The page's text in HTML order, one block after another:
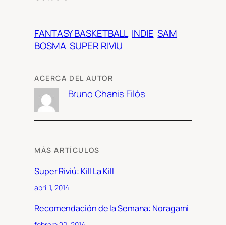
FANTASY BASKETBALL INDIE SAM
BOSMA SUPER RIVIU
ACERCA DEL AUTOR
Bruno Chanis Filós
MÁS ARTÍCULOS
Super Riviú: Kill La Kill
abril 1, 2014
Recomendación de la Semana: Noragami